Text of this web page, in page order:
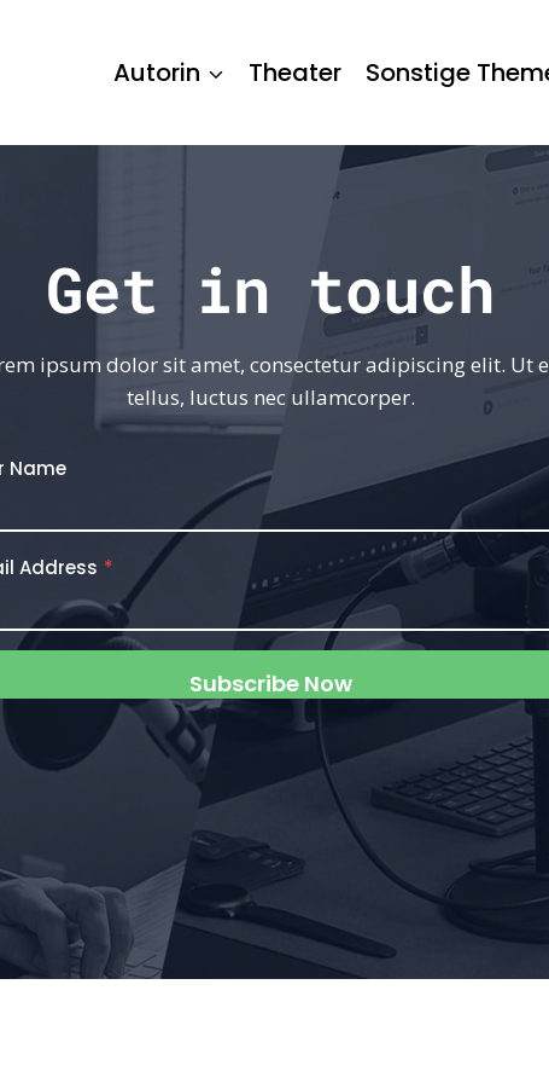
Autorin Theater Sonstige
Get in touch
ipsum dolor sit amet, consectetur adipiscing elit. Ut
tellus, luctus nec ullamcorper.
Name
Address *
Subscribe Now